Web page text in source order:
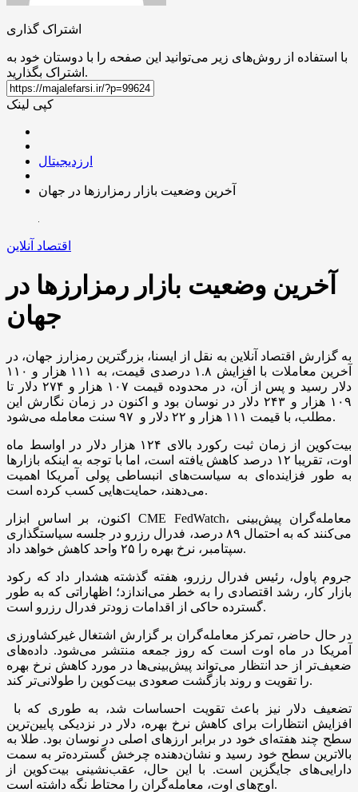
اشتراک گذاری
با استفاده از روش‌های زیر می‌توانید این صفحه را با دوستان خود به
اشتراک بگذارید.
کپی لینک
ارزدیجیتال
آخرین وضعیت بازار رمزارزها در جهان
اقتصاد آنلاین
آخرین وضعیت بازار رمزارزها در
جهان
به گزارش اقتصاد آنلاین به نقل از ایسنا، بزرگترین رمزارز جهان، در
آخرین معاملات با افزایش ۱.۸ درصدی قیمت، به ۱۱۱ هزار و ۱۱۰
دلار رسید و پس از آن، در محدوده قیمت ۱۰۷ هزار و ۲۷۴ دلار تا
۱۰۹ هزار و ۲۴۳ دلار در نوسان بود و اکنون در زمان نگارش این
مطلب، با قیمت ۱۱۱ هزار و ۲۲ دلار و ۹۷ سنت معامله می‌شود.
بیت‌کوین از زمان ثبت رکورد بالای ۱۲۴ هزار دلار در اواسط ماه
اوت، تقریبا ۱۲ درصد کاهش یافته است، اما با توجه به اینکه بازارها
به طور فزاینده‌ای به سیاست‌های انبساطی پولی آمریکا اهمیت
می‌دهند، حمایت‌هایی کسب کرده است.
اکنون، بر اساس ابزار CME FedWatch، معامله‌گران پیش‌بینی
می‌کنند که به احتمال ۸۹ درصد، فدرال رزرو در جلسه سیاستگذاری
سپتامبر، نرخ بهره را ۲۵ واحد کاهش خواهد داد.
جروم پاول، رئیس فدرال رزرو، هفته گذشته هشدار داد که رکود
بازار کار، رشد اقتصادی را به خطر می‌اندازد؛ اظهاراتی که به طور
گسترده حاکی از اقدامات زودتر فدرال رزرو است.
در حال حاضر، تمرکز معامله‌گران بر گزارش اشتغال غیرکشاورزی
آمریکا در ماه اوت است که روز جمعه منتشر می‌شود. داده‌های
ضعیف‌تر از حد انتظار می‌تواند پیش‌بینی‌ها در مورد کاهش نرخ بهره
را تقویت و روند بازگشت صعودی بیت‌کوین را طولانی‌تر کند.
افزایش انتظارات برای کاهش نرخ بهره، دلار در نزدیکی پایین‌ترین
سطح چند هفته‌ای خود در برابر ارزهای اصلی در نوسان بود. طلا به
بالاترین سطح خود رسید و نشان‌دهنده چرخش گسترده‌تر به سمت
دارایی‌های جایگزین است. با این حال، عقب‌نشینی بیت‌کوین از
اوج‌های اوت، معامله‌گران را محتاط نگه داشته است.